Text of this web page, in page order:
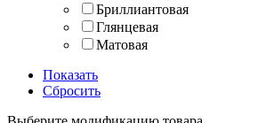
Бриллиантовая
Глянцевая
Матовая
Показать
Сбросить